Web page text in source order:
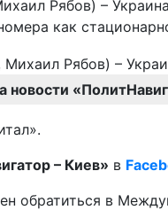
Рябов) –
как
новости
– Киев» в
обратиться в